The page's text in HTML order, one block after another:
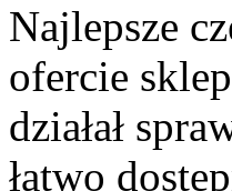
Najlepsze
ofercie
działał
łatwo